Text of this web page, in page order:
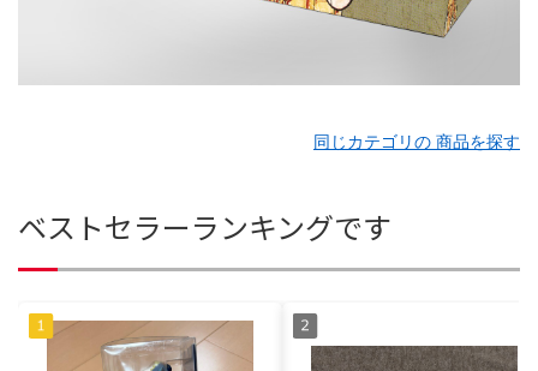
同じカテゴリの 商品を探す
ベストセラーランキングです